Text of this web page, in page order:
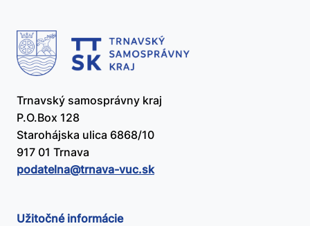
Trnavský samosprávny kraj
P.O.Box 128
Starohájska ulica 6868/10
917 01 Trnava
podatelna@​trnava-vuc.sk
Užitočné informácie